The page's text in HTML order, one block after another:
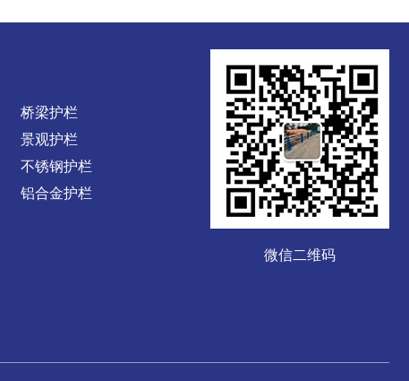
桥梁护栏
景观护栏
不锈钢护栏
铝合金护栏
微信二维码